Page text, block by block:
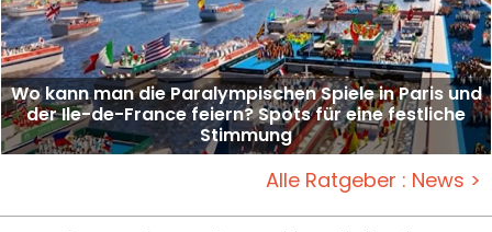
Wo kann man die Paralympischen Spiele in Paris und
der Ile-de-France feiern? Spots für eine festliche
Stimmung
Alle Ratgeber : News >